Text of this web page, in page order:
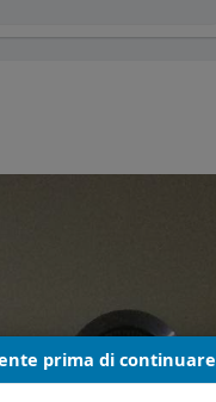
prima di continuare